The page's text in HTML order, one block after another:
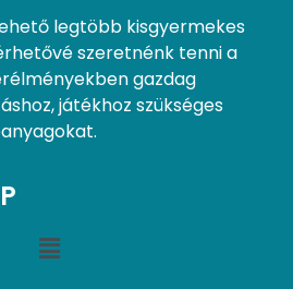
legtöbb kisgyermekes
szeretnénk tenni a
gazdag
játékhoz szükséges